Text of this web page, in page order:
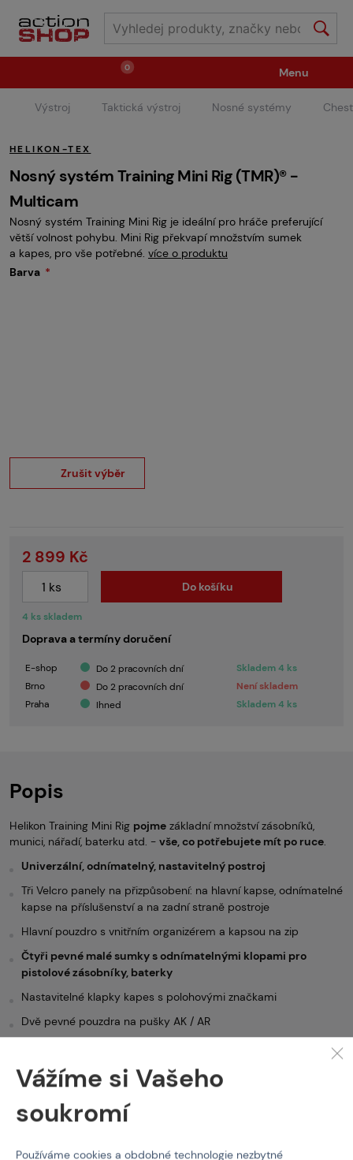
0
Zbraně Střelivo / plyny
Náhradní díly / upgrade Příslušenství ke zbraním
Výstroj Oblečení / boty Pyrotechnika
Menu
Výstroj Taktická výstroj Nosné systémy
HELIKON-TEX
Nosný systém Training Mini Rig (TMR)® -
Multicam
Nosný systém Training Mini Rig je ideální pro hráče preferující
větší volnost pohybu. Mini Rig překvapí množstvím sumek
a kapes, pro vše potřebné. více o produktu
Barva
Zrušit výběr
4 ks skladem
2 899 Kč
Do košíku
Doprava a termíny doručení
E-shop Do 2 pracovních dní
Skladem 4 ks
Brno
Do 2 pracovních dní
Není skladem
Praha
Ihned Skladem 4 ks
Popis
Helikon Training Mini Rig pojme základní množství zásobníků,
munici, nářadí, baterku atd. - vše, co potřebujete mít po ruce.
Univerzální, odnímatelný, nastavitelný postroj
Tři Velcro panely na přizpůsobení: na hlavní kapse, odnímatelné
kapse na příslušenství a na zadní straně postroje
Hlavní pouzdro s vnitřním organizérem a kapsou na zip
Čtyři pevné malé sumky s odnímatelnými klopami pro
pistolové zásobníky, baterky
Nastavitelné klapky kapes s polohovými značkami
Dvě pevné pouzdra na pušky AK / AR
MOLLE / PALS
pouzdro pro lékárničku nebo
turniket
Vážíme si Vašeho
soukromí
Používáme cookies a obdobné technologie nezbytné